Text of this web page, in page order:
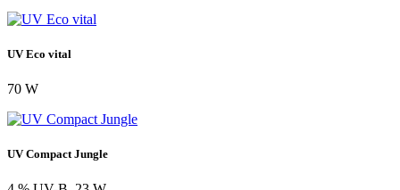
UV Eco vital
70 W
UV Compact Jungle